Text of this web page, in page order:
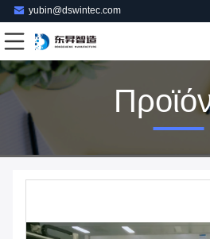
yubin@dswintec.com